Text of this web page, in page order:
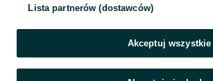
Lista partnerów (dostawców)
Akceptuj wszystkie